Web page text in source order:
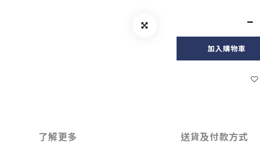
加入購物車
了解更多 送貨及付款方式